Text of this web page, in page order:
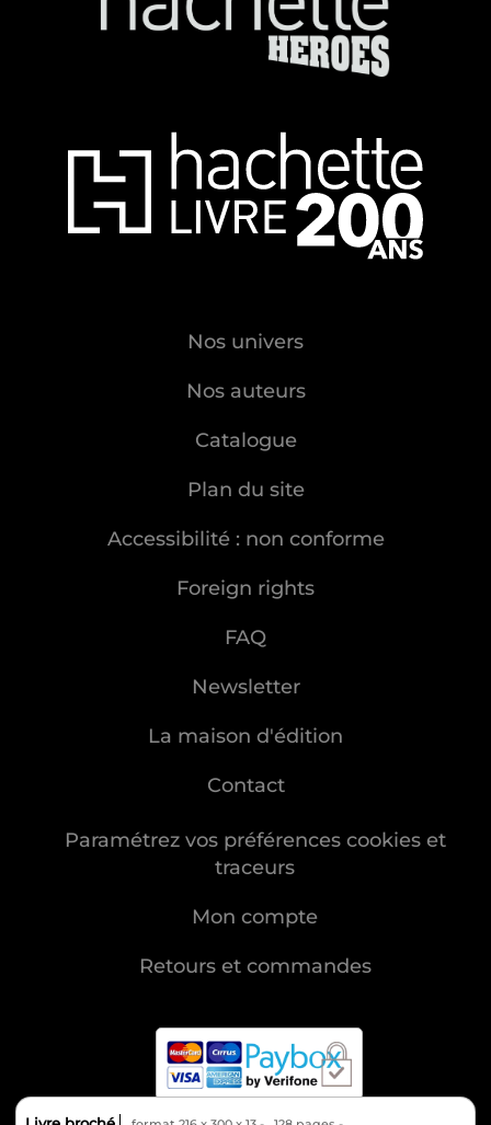
Nos univers
Nos auteurs
Catalogue
Plan du site
Accessibilité : non conforme
Foreign rights
FAQ
Newsletter
La maison d'édition
Contact
Paramétrez vos préférences cookies et
traceurs
Mon compte
Retours et commandes